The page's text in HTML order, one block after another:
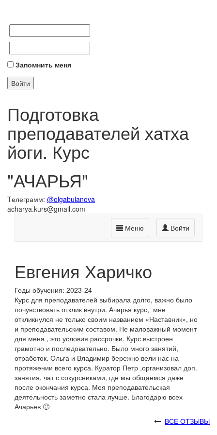
Запомнить меня
Подготовка
преподавателей хатха
йоги. Курс
"АЧАРЬЯ"
Tелеграмм: @olgabulanova
acharya.kurs@gmail.com
Войти
Меню
Евгения Харичко
Годы обучения: 2023-24
Курс для преподавателей выбирала долго, важно было
почувствовать отклик внутри. Ачарья курс, мне
откликнулся не только своим названием «Наставник», но
и преподавательским составом. Не маловажный момент
для меня , это условия рассрочки. Курс выстроен
грамотно и последовательно. Было много занятий,
отработок. Ольга и Владимир бережно вели нас на
протяжении всего курса. Куратор Петр ,организовал доп.
занятия, чат с сокурсниками, где мы общаемся даже
после окончания курса. Моя преподавательская
деятельность заметно стала лучше. Благодарю всех
Ачарьев 🙂
ВСЕ ОТЗЫВЫ